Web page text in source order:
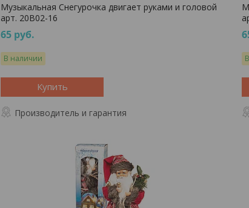
Музыкальная Снегурочка двигает руками и головой
арт. 20B02-16
65 руб.
В наличии
Купить
Производитель и гарантия